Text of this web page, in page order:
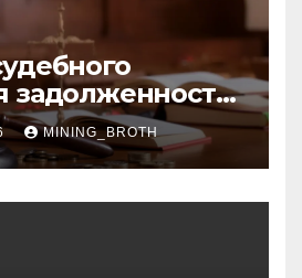
задолженности:
и
MINING_BROTH